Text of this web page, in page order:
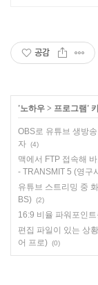
공감
'노하우 > 프로그램 '
OBS로 유튜브 생방
자 (4)
맥에서 FTP 접속해
- TRANSMIT 5 (영구
유튜브 스트리밍 중
BS) (2)
16:9 비율 파워포인트
편집 파일이 있는 상
어 프로) (0)